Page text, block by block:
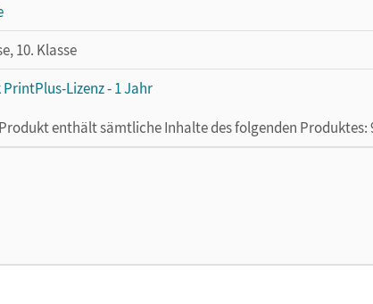
10. Klasse
PrintPlus-Lizenz - 1 Jahr
enthält sämtliche Inhalte des folgenden Produktes:
Verlag